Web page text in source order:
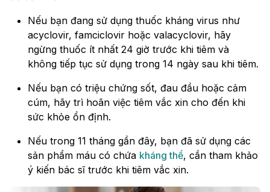
Nếu bạn đang sử dụng thuốc kháng virus như
acyclovir, famciclovir hoặc valacyclovir, hãy
ngừng thuốc ít nhất 24 giờ trước khi tiêm và
không tiếp tục sử dụng trong 14 ngày sau khi tiêm.
Nếu bạn có triệu chứng sốt, đau đầu hoặc cảm
cúm, hãy trì hoãn việc tiêm vắc xin cho đến khi
sức khỏe ổn định.
Nếu trong 11 tháng gần đây, bạn đã sử dụng các
sản phẩm máu có chứa kháng thể, cần tham khảo
ý kiến bác sĩ trước khi tiêm vắc xin.